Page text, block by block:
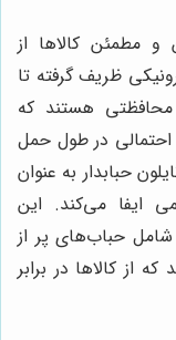
و مطمئن کالاها از
ظریف گرفته تا
هستند که
احتمالی در طول حمل
حبابدار به عنوان
ایفا می‌کند. این
حباب‌های پر از
از کالاها در برابر